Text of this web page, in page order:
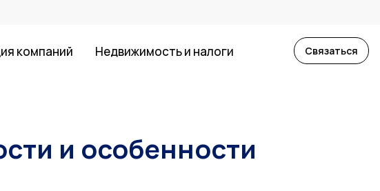
компаний Недвижимость и налоги Связаться
и особенности